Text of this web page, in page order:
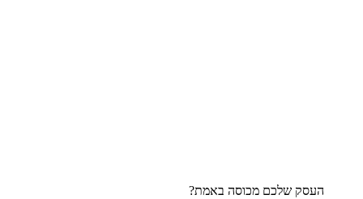
העסק שלכם מכוסה באמת?